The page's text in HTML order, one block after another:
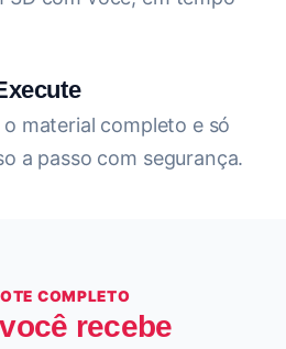
material completo e só
a passo com segurança.
COMPLETO
você recebe